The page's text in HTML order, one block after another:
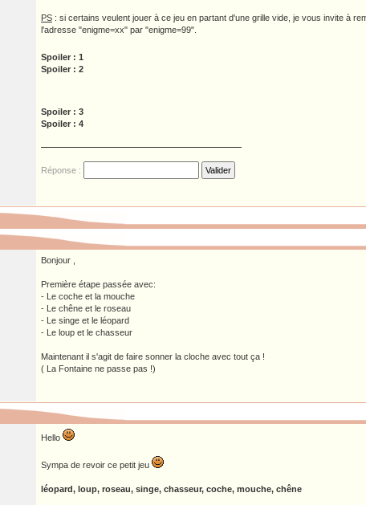
PS : si certains veulent jouer à ce jeu en partant d'une grille vide, je vous invite à
l'adresse "enigme=xx" par "enigme=99".
Spoiler : 1
Spoiler : 2
Spoiler : 3
Spoiler : 4
Réponse :
Bonjour ,
Première étape passée avec:
- Le coche et la mouche
- Le chêne et le roseau
- Le singe et le léopard
- Le loup et le chasseur
Maintenant il s'agit de faire sonner la cloche avec tout ça !
( La Fontaine ne passe pas !)
Hello
Sympa de revoir ce petit jeu
léopard, loup, roseau, singe, chasseur, coche, mouche, chêne